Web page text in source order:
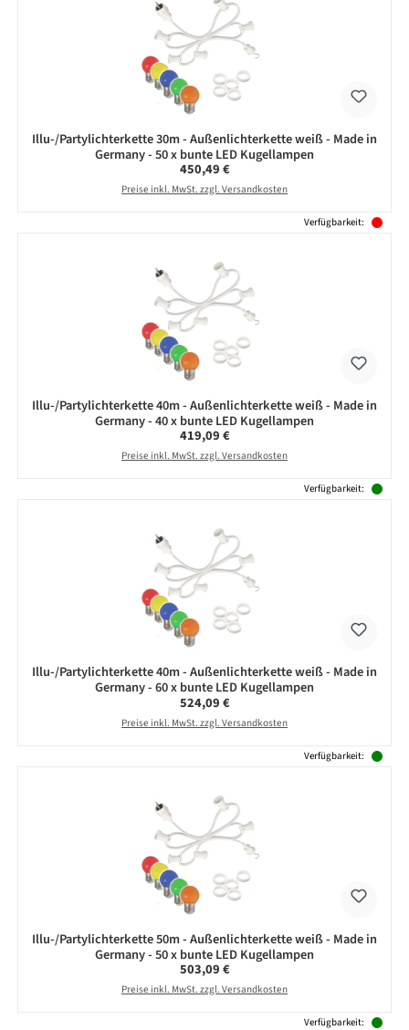
Illu-/Partylichterkette 30m - Außenlichterkette weiß - Made in
Germany - 50 x bunte LED Kugellampen
Regulärer Preis:
450,49 €
Preise inkl. MwSt. zzgl. Versandkosten
Verfügbarkeit:
Illu-/Partylichterkette 40m - Außenlichterkette weiß - Made in
Germany - 40 x bunte LED Kugellampen
Regulärer Preis:
419,09 €
Preise inkl. MwSt. zzgl. Versandkosten
Verfügbarkeit:
Illu-/Partylichterkette 40m - Außenlichterkette weiß - Made in
Germany - 60 x bunte LED Kugellampen
Regulärer Preis:
524,09 €
Preise inkl. MwSt. zzgl. Versandkosten
Verfügbarkeit:
Illu-/Partylichterkette 50m - Außenlichterkette weiß - Made in
Germany - 50 x bunte LED Kugellampen
Regulärer Preis:
503,09 €
Preise inkl. MwSt. zzgl. Versandkosten
Verfügbarkeit: